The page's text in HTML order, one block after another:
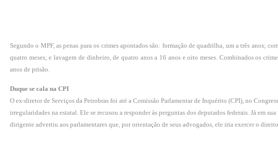
Segundo o MPF, as penas para os crimes apontados são: formação de quadrilha, um a três anos;
quatro meses; e lavagem de dinheiro, de quatro anos a 16 anos e oito meses. Combinados os
anos de prisão.
Duque se cala na CPI
O ex-diretor de Serviços da Petrobras foi até a Comissão Parlamentar de Inquérito (CPI), no
irregularidades na estatal. Ele se recusou a responder às perguntas dos deputados federais. Já em
dirigente advertiu aos parlamentares que, por orientação de seus advogados, ele iria exercer o